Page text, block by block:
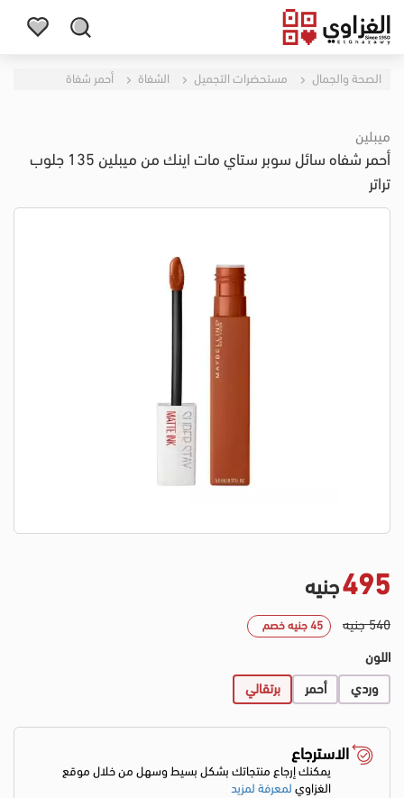
الصحة والجمال مستحضرات التجميل الشفاة أحمر شفاة
ميبلين
أحمر شفاه سائل سوبر ستاي مات اينك من ميبلين 135 جلوب
تراتر
495جنيه
540 جنيه 45 جنيه خصم
اللون
وردي
أحمر برتقالي
الاسترجاع
يمكنك إرجاع منتجاتك بشكل بسيط وسهل من خلال موقع
الغزاويلمعرفة لمزيد